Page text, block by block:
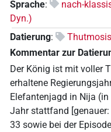
Sprache:
nach-
Dyn.)
Datierung:
Kommentar zur
Der König ist mit voller
erhaltene
Elefantenjagd in Nija
Jahr stattfand
33 sowie bei der